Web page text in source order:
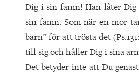
Dig i sin famn! Han låter Dig
sin famn. Som när en mor
barn” för att trösta det
till sig och håller Dig i sina
Det betyder inte att Du